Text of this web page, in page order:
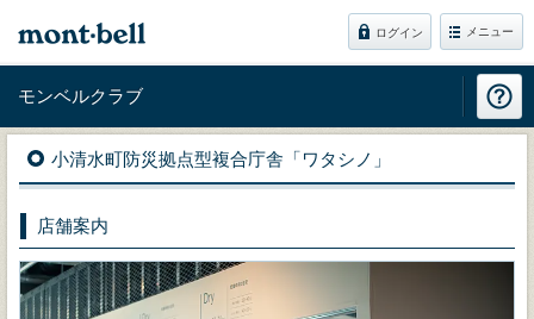
ログイン メニュー
モンベルクラブ
小清水町防災拠点型複合庁舎「ワタシノ」
店舗案内